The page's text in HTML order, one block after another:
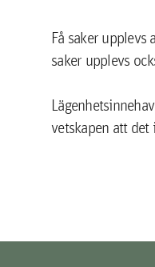
Få saker
saker upplevs
vetskapen att